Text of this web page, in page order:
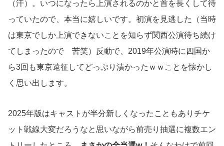
（汗）。いつになったら上演されるのかと首を長くして待
っていたので、本当に嬉しいです。初演を見逃した（当時
は東京でしか上演できないことを知らず関西公演待ち続け
てしまったので 苦笑）反動で、2019年公演時に四国か
ら3回も東京遠征してどっぷり漬かったｗｗことを懐かし
く思い出します。
2025年版はキャストが半分新しくなったこともありチケ
ット戦線大変だろうなと思いながら前売り抽選に複数エン